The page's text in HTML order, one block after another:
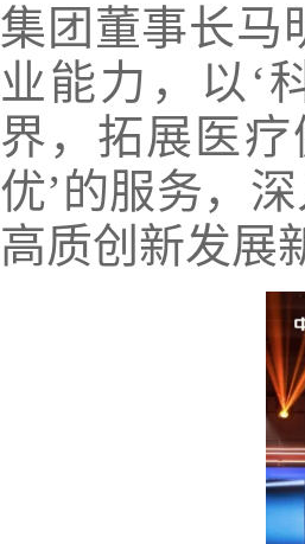
集团董事长马
业能力，以‘
界，拓展医
优’的服务，
高质创新发展